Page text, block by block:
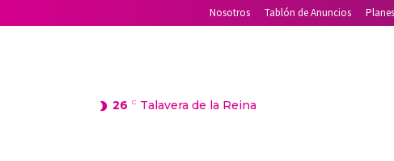
Nosotros Tablón de Anuncios
26 C Talavera de la Reina